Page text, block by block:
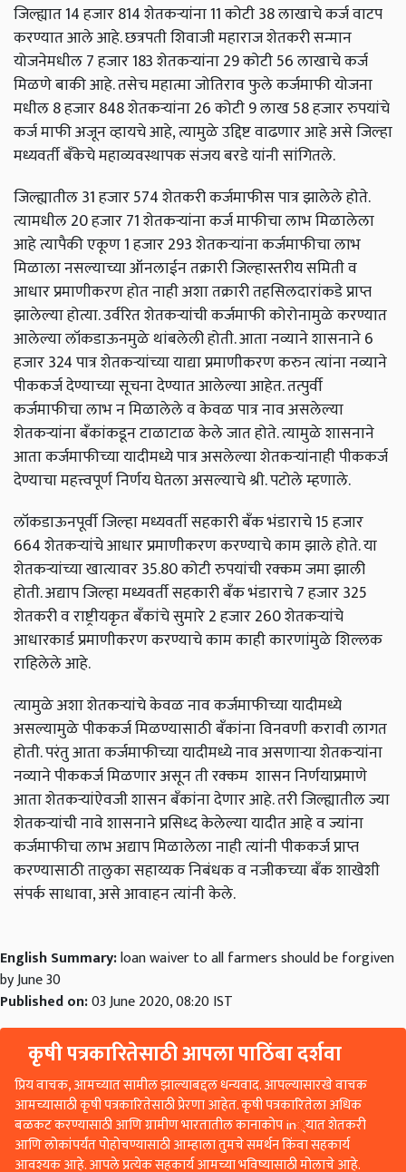
जिल्ह्यात 14 हजार 814 शेतकऱ्यांना 11 कोटी 38 लाखाचे कर्ज वाटप
करण्यात आले आहे. छत्रपती शिवाजी महाराज शेतकरी सन्मान
योजनेमधील 7 हजार 183 शेतकऱ्यांना 29 कोटी 56 लाखाचे कर्ज
मिळणे बाकी आहे. तसेच महात्मा जोतिराव फुले कर्जमाफी योजना
मधील 8 हजार 848 शेतकऱ्यांना 26 कोटी 9 लाख 58 हजार रुपयांचे
कर्ज माफी अजून व्हायचे आहे, त्यामुळे उद्दिष्ट वाढणार आहे असे जिल्हा
मध्यवर्ती बँकेचे महाव्यवस्थापक संजय बरडे यांनी सांगितले.
जिल्ह्यातील 31 हजार 574 शेतकरी कर्जमाफीस पात्र झालेले होते.
त्यामधील 20 हजार 71 शेतकऱ्यांना कर्ज माफीचा लाभ मिळालेला
आहे त्यापैकी एकूण 1 हजार 293 शेतकऱ्यांना कर्जमाफीचा लाभ
मिळाला नसल्याच्या ऑनलाईन तक्रारी जिल्हास्तरीय समिती व
आधार प्रमाणीकरण होत नाही अशा तक्रारी तहसिलदारांकडे प्राप्त
झालेल्या होत्या. उर्वरित शेतकऱ्यांची कर्जमाफी कोरोनामुळे करण्यात
आलेल्या लॉकडाऊनमुळे थांबलेली होती. आता नव्याने शासनाने 6
हजार 324 पात्र शेतकऱ्यांच्या याद्या प्रमाणीकरण करुन त्यांना नव्याने
पीककर्ज देण्याच्या सूचना देण्यात आलेल्या आहेत. तत्पुर्वी
कर्जमाफीचा लाभ न मिळालेले व केवळ पात्र नाव असलेल्या
शेतकऱ्यांना बँकांकडून टाळाटाळ केले जात होते. त्यामुळे शासनाने
आता कर्जमाफीच्या यादीमध्ये पात्र असलेल्या शेतकऱ्यांनाही पीककर्ज
देण्याचा महत्त्वपूर्ण निर्णय घेतला असल्याचे श्री. पटोले म्हणाले.
लॉकडाऊनपूर्वी जिल्हा मध्यवर्ती सहकारी बँक भंडाराचे 15 हजार
664 शेतकऱ्यांचे आधार प्रमाणीकरण करण्याचे काम झाले होते. या
शेतकऱ्यांच्या खात्यावर 35.80 कोटी रुपयांची रक्कम जमा झाली
होती. अद्याप जिल्हा मध्यवर्ती सहकारी बँक भंडाराचे 7 हजार 325
शेतकरी व राष्ट्रीयकृत बँकांचे सुमारे 2 हजार 260 शेतकऱ्यांचे
आधारकार्ड प्रमाणीकरण करण्याचे काम काही कारणांमुळे शिल्लक
राहिलेले आहे.
त्यामुळे अशा शेतकऱ्यांचे केवळ नाव कर्जमाफीच्या यादीमध्ये
असल्यामुळे पीककर्ज मिळण्यासाठी बँकांना विनवणी करावी लागत
होती. परंतु आता कर्जमाफीच्या यादीमध्ये नाव असणाऱ्या शेतकऱ्यांना
नव्याने पीककर्ज मिळणार असून ती रक्कम शासन निर्णयाप्रमाणे
आता शेतकऱ्यांऐवजी शासन बँकांना देणार आहे. तरी जिल्ह्यातील ज्या
शेतकऱ्यांची नावे शासनाने प्रसिध्द केलेल्या यादीत आहे व ज्यांना
कर्जमाफीचा लाभ अद्याप मिळालेला नाही त्यांनी पीककर्ज प्राप्त
करण्यासाठी तालुका सहाय्यक निबंधक व नजीकच्या बँक शाखेशी
संपर्क साधावा, असे आवाहन त्यांनी केले.
English Summary:loan waiver to all farmers should be forgiven
by June 30
Published on:03 June 2020, 08:20 IST
कृषी पत्रकारितेसाठी आपला पाठिंबा दर्शवा
प्रिय वाचक, आमच्यात सामील झाल्याबद्दल धन्यवाद. आपल्यासारखे वाचक
आमच्यासाठी कृषी पत्रकारितेसाठी प्रेरणा आहेत. कृषी पत्रकारितेला अधिक
बळकट करण्यासाठी आणि ग्रामीण भारतातील कानाकोप in्यात शेतकरी
आणि लोकांपर्यंत पोहोचण्यासाठी आम्हाला तुमचे समर्थन किंवा सहकार्य
आवश्यक आहे. आपले प्रत्येक सहकार्य आमच्या भविष्यासाठी मोलाचे आहे.